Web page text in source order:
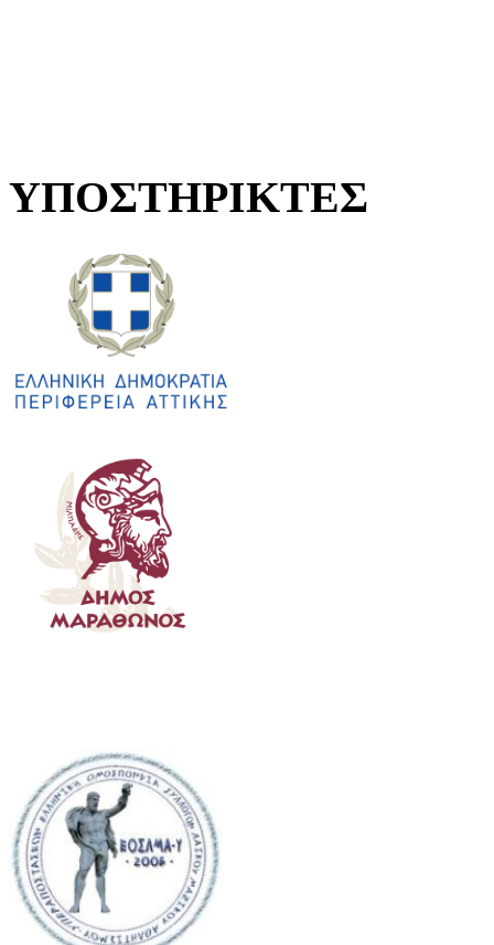
ΥΠΟΣΤΗΡΙΚΤΕΣ